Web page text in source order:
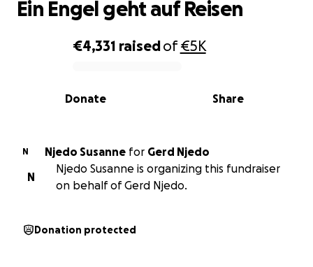
0% complete
€4,331 raisedof€5K
Share
Donate
Ein Engel geht auf Reisen
N Njedo Susanne for Gerd Njedo
N
Njedo Susanne is organizing this fundraiser
on behalf of Gerd Njedo.
Donation protected